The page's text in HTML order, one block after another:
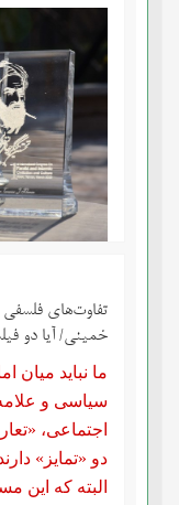
تفاوت‌های فلسفی
خمینی/ آیا دو
ما نباید میان
سیاسی و
اجتماعی،
دو «تمایز»
البته که این